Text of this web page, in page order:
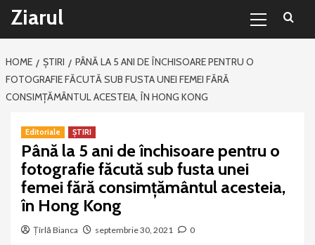
Sari
conținut
Ziarul
Menu
HOME ȘTIRI
PÂNĂ LA 5 ANI DE ÎNCHISOARE PENTRU O
FOTOGRAFIE FĂCUTĂ SUB FUSTA UNEI FEMEI FĂRĂ
CONSIMŢĂMÂNTUL ACESTEIA, ÎN HONG KONG
Editoriale ȘTIRI
Până la 5 ani de închisoare pentru o
fotografie făcută sub fusta unei
femei fără consimţământul acesteia,
în Hong Kong
Țîrlă Bianca septembrie 30, 2021 0